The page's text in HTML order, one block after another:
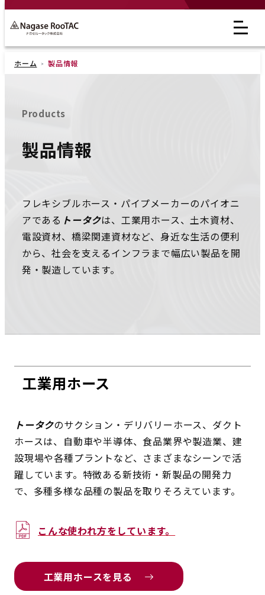
ホーム 製品情報
Products
製品情報
フレキシブルホース・パイプメーカーのパイオニ
アである トータクは、工業用ホース、土木資材、
電設資材、橋梁関連資材など、身近な生活の便利
から、社会を支えるインフラまで幅広い製品を開
発・製造しています。
工業用ホース
トータクのサクション・デリバリーホース、ダクト
ホースは、自動車や半導体、食品業界や製造業、建
設現場や各種プラントなど、さまざまなシーンで活
躍しています。特徴ある新技術・新製品の開発力
で、多種多様な品種の製品を取りそろえています。
こんな使われ方をしています。
工業用ホースを見る